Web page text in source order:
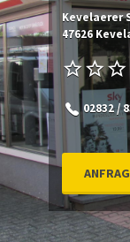
Kevelaerer
47626
02832 /